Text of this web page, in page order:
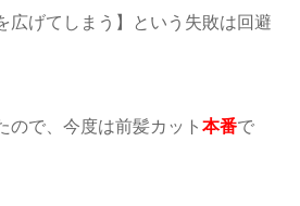
広げてしまう】という失敗は回避
ので、今度は前髪カット 本番で